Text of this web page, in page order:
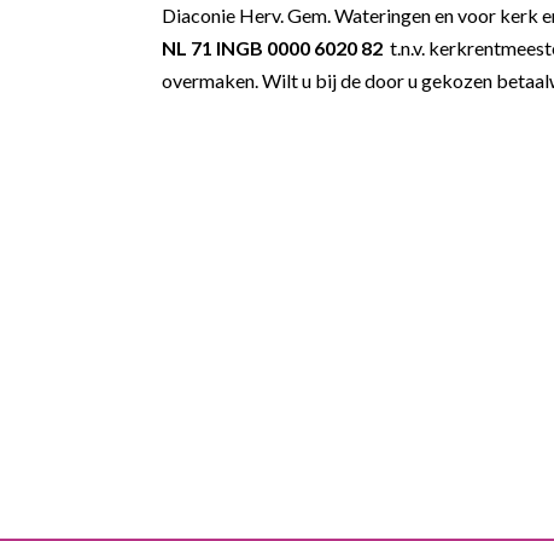
Diaconie Herv. Gem. Wateringen en voor kerk
NL 71 INGB 0000 6020 82 t.n.v.
overmaken. Wilt u bij de door u gekozen